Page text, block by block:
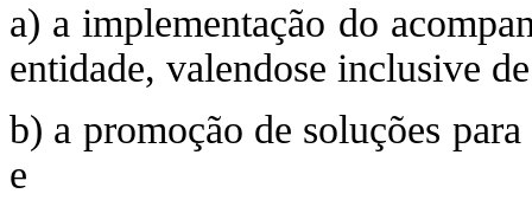
a) a implementação do
entidade, valendose inclusive
b) a promoção de soluções
e